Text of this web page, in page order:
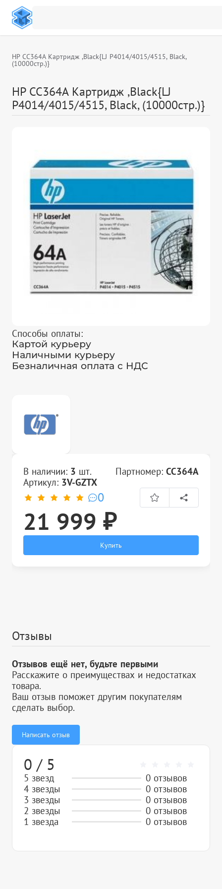
HP CC364A Картридж ,Black{LJ P4014/4015/4515, Black,
(10000стр.)}
HP CC364A Картридж ,Black{LJ
P4014/4015/4515, Black, (10000стр.)}
Способы оплаты:
Картой курьеру
Наличными курьеру
Безналичная оплата с НДС
В наличии: 3 шт. Партномер: CC364A
Артикул: 3V-GZTX
0
21 999 ₽
Купить
Отзывы
Отзывов ещё нет, будьте первыми
Расскажите о преимуществах и недостатках
товара.
Ваш отзыв поможет другим покупателям
сделать выбор.
Написать отзыв
0 / 5
5 звезд
0 отзывов
4 звезды
0 отзывов
3 звезды
0 отзывов
2 звезды
0 отзывов
1 звезда
0 отзывов